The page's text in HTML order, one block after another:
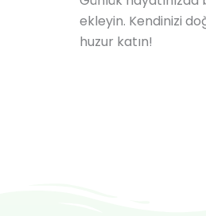
ekleyin. Kendinizi
huzur katın!